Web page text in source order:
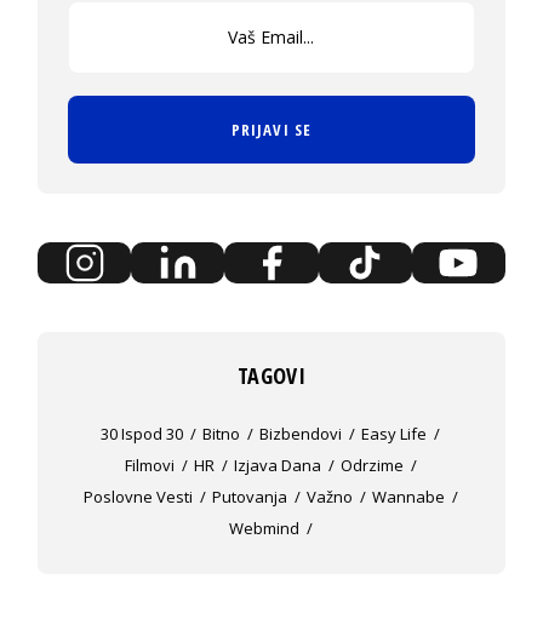
PRIJAVI SE
TAGOVI
30 Ispod 30 Bitno Bizbendovi
Easy Life
Filmovi
HR Izjava Dana
Odrzime
Poslovne Vesti
Putovanja Važno
Wannabe
Webmind